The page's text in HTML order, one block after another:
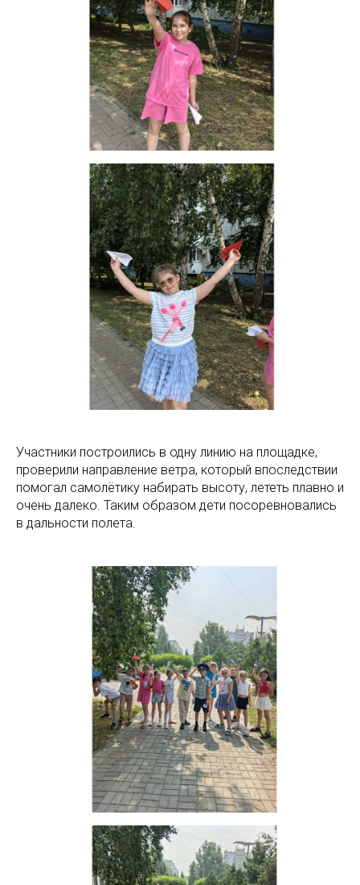
Участники построились в одну линию на площадке,
проверили направление ветра, который впоследствии
помогал самолётику набирать высоту, лететь плавно и
очень далеко. Таким образом дети посоревновались
в дальности полета.